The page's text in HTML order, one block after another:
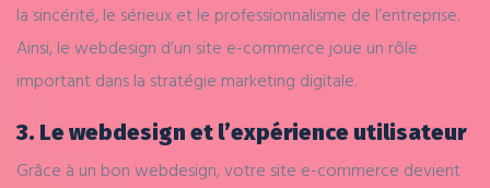
la sincérité, le sérieux et le professionnalisme de l’entreprise.
Ainsi, le webdesign d’un site e-commerce joue un rôle
important dans la stratégie marketing digitale.
3. Le webdesign et l’expérience utilisateur
Grâce à un bon webdesign, votre site e-commerce devient